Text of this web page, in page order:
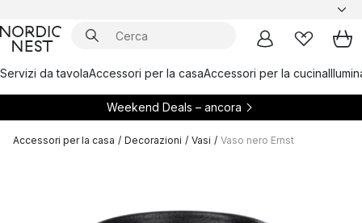
Servizi da tavolaAccessori per la casaAccessori per la cucina
Weekend Deals – ancora
Accessori per la casa / Decorazioni / Vasi / Vaso nero Ernst